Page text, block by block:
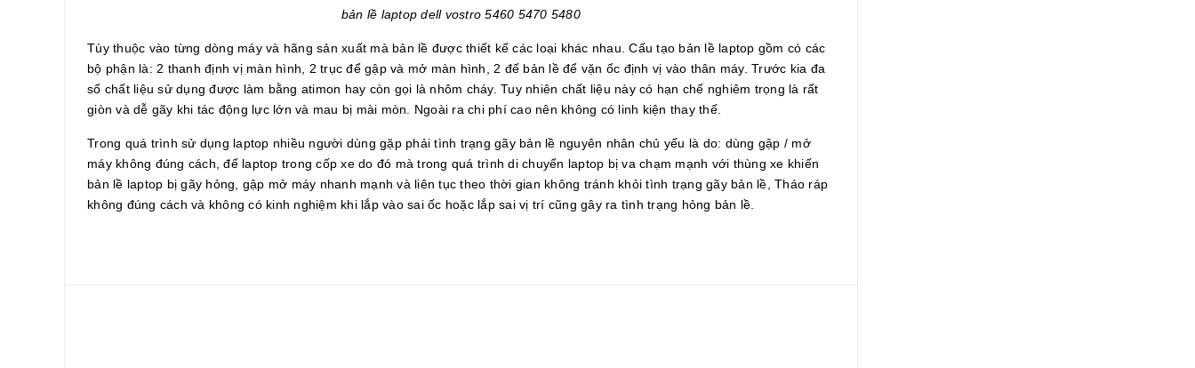
bản lề laptop dell vostro 5460 5470 5480
Tùy thuộc vào từng dòng máy và hãng sản xuất mà bản lề được thiết kế các loại khác nhau. Cấu tạo bản lề laptop gồm có các
bộ phận là: 2 thanh định vị màn hình, 2 trục để gập và mở màn hình, 2 đế bản lề để vặn ốc định vị vào thân máy. Trước kia đa
số chất liệu sử dụng được làm bằng atimon hay còn gọi là nhôm cháy. Tuy nhiên chất liệu này có hạn chế nghiêm trọng là rất
giòn và dễ gãy khi tác động lực lớn và mau bị mài mòn. Ngoài ra chi phí cao nên không có linh kiện thay thế.
Trong quá trình sử dụng laptop nhiều người dùng gặp phải tình trạng gãy bản lề nguyên nhân chủ yếu là do: dùng gập / mở
máy không đúng cách, để laptop trong cốp xe do đó mà trong quá trình di chuyển laptop bị va chạm mạnh với thùng xe khiến
bản lề laptop bị gãy hỏng, gập mở máy nhanh mạnh và liên tục theo thời gian không tránh khỏi tình trạng gãy bản lề, Tháo ráp
không đúng cách và không có kinh nghiệm khi lắp vào sai ốc hoặc lắp sai vị trí cũng gây ra tình trạng hỏng bản lề.